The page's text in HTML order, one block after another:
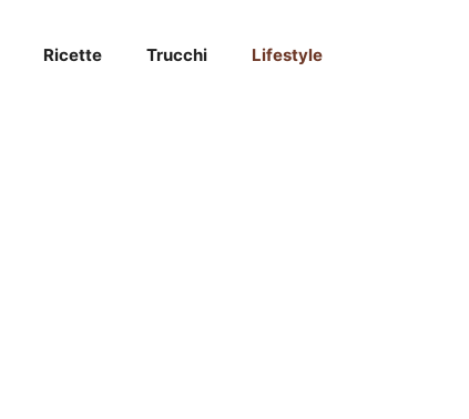
Ricette Trucchi Lifestyle